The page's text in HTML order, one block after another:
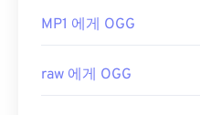
MP1 에게 OGG
raw 에게 OGG